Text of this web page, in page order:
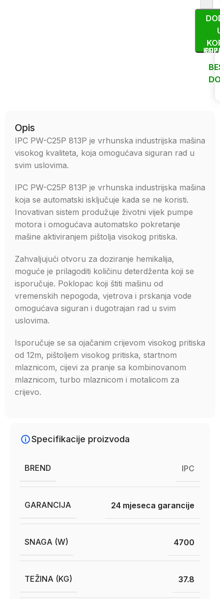
Opis
IPC PW-C25P 813P je vrhunska industrijska mašina
visokog kvaliteta, koja omogućava siguran rad u
svim uslovima.
IPC PW-C25P 813P je vrhunska industrijska mašina
koja se automatski isključuje kada se ne koristi.
Inovativan sistem produžuje životni vijek pumpe
motora i omogućava automatsko pokretanje
mašine aktiviranjem pištolja visokog pritiska.
Zahvaljujući otvoru za doziranje hemikalija,
moguće je prilagoditi količinu deterdženta koji se
isporučuje. Poklopac koji štiti mašinu od
vremenskih nepogoda, vjetrova i prskanja vode
omogućava siguran i dugotrajan rad u svim
uslovima.
Isporučuje se sa ojačanim crijevom visokog pritiska
od 12m, pištoljem visokog pritiska, startnom
mlaznicom, cijevi za pranje sa kombinovanom
mlaznicom, turbo mlaznicom i motalicom za
crijevo.
Specifikacije proizvoda
BREND IPC
GARANCIJA 24 mjeseca garancije
SNAGA (W) 4700
TEŽINA (KG) 37.8